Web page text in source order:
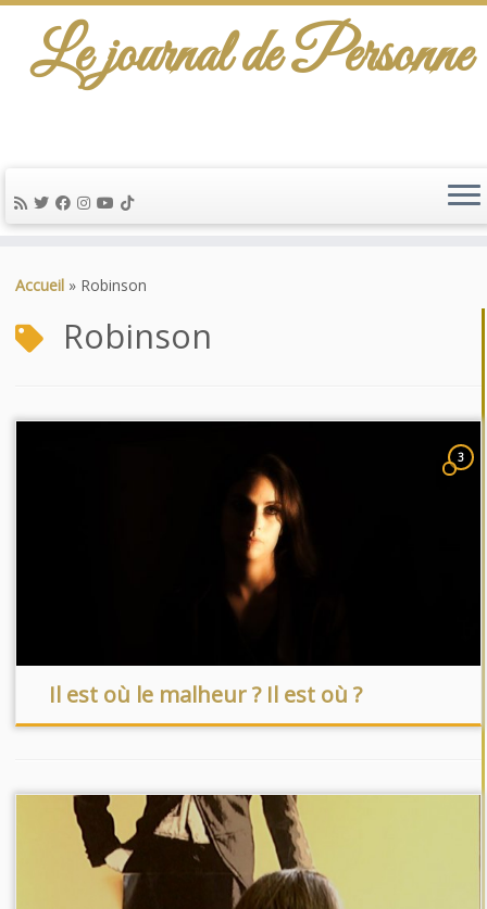
au
Le journal de Personne
Accueil » Robinson
Robinson
3
Il est où le malheur ? Il est où ?